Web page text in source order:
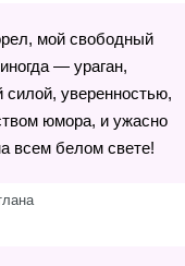
мой свободный
— ураган,
уверенностью,
юмора, и ужасно
всем белом свете!